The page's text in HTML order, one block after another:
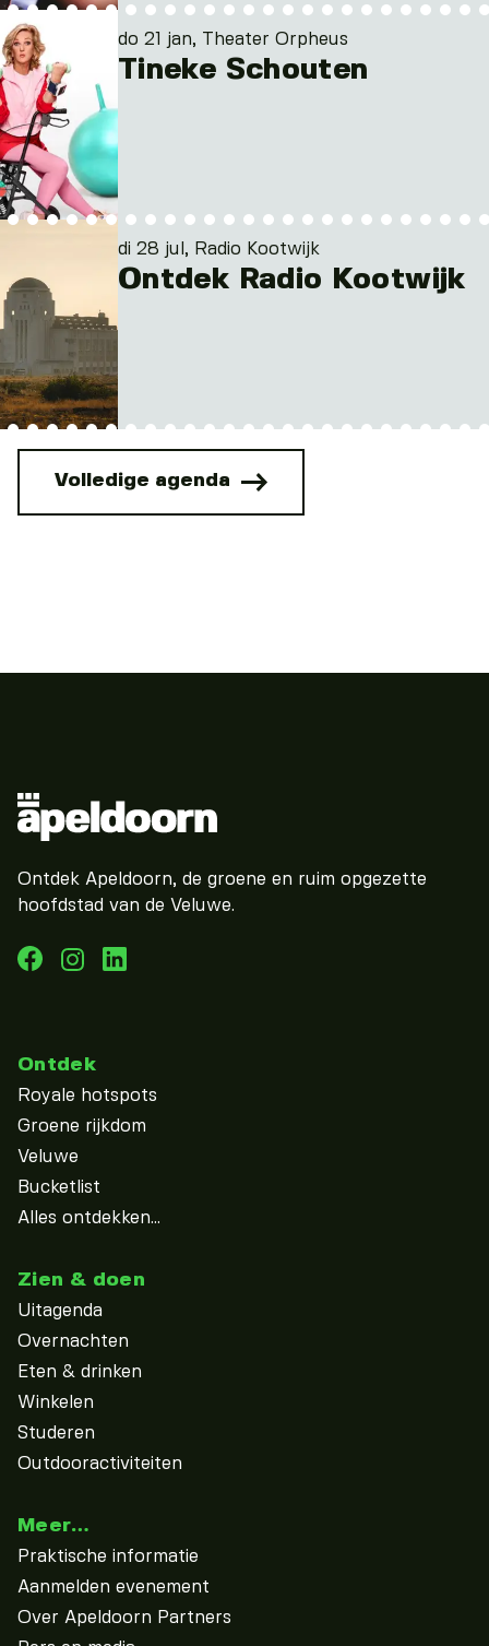
do 21 jan, Theater Orpheus
Tineke Schouten
di 28 jul, Radio Kootwijk
Ontdek Radio Kootwijk
Volledige agenda
Ontdek Apeldoorn, de groene en ruim opgezette
hoofdstad van de Veluwe.
Ontdek
Royale hotspots
Groene rijkdom
Veluwe
Bucketlist
Alles ontdekken...
Zien & doen
Uitagenda
Overnachten
Eten & drinken
Winkelen
Studeren
Outdooractiviteiten
Meer…
Praktische informatie
Aanmelden evenement
Over Apeldoorn Partners